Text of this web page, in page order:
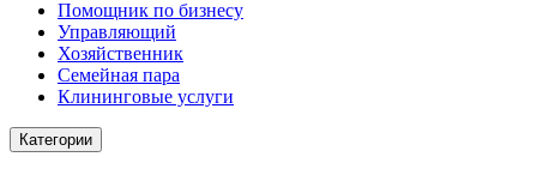
Помощник по бизнесу
Управляющий
Хозяйственник
Семейная пара
Клининговые услуги
Категории